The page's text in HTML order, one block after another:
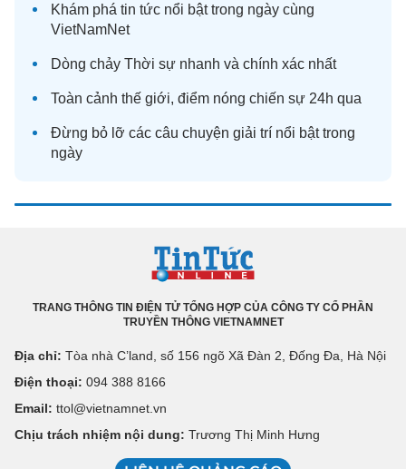
Khám phá tin tức nổi bật trong ngày cùng
VietNamNet
Dòng chảy Thời sự nhanh và chính xác nhất
Toàn cảnh thế giới, điểm nóng chiến sự 24h qua
Đừng bỏ lỡ các câu chuyện giải trí nổi bật trong
ngày
TRANG THÔNG TIN ĐIỆN TỬ TỔNG HỢP CỦA CÔNG TY CỔ PHẦN
TRUYỀN THÔNG VIETNAMNET
Địa chỉ: Tòa nhà C’land, số 156 ngõ Xã Đàn 2, Đống Đa, Hà Nội
Điện thoại: 094 388 8166
Email: ttol@vietnamnet.vn
Chịu trách nhiệm nội dung: Trương Thị Minh Hưng